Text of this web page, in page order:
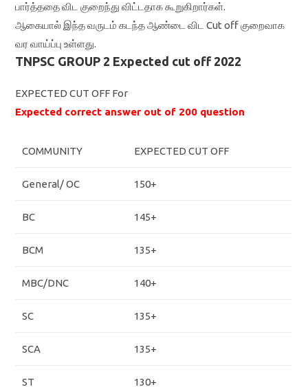
பார்த்ததை விட குறைந்து விட்டதாக கூறுகிறார்கள்.
ஆகையால் இந்த வருடம் கடந்த ஆண்டை விட Cut off குறைவாக
வர வாய்ப்பு உள்ளது.
TNPSC GROUP 2 Expected cut off 2022
EXPECTED CUT OFF For
Expected correct answer out of 200 question
COMMUNITY EXPECTED CUT OFF
General/ OC 150+
BC 145+
BCM 135+
MBC/DNC 140+
SC 135+
SCA 135+
ST 130+